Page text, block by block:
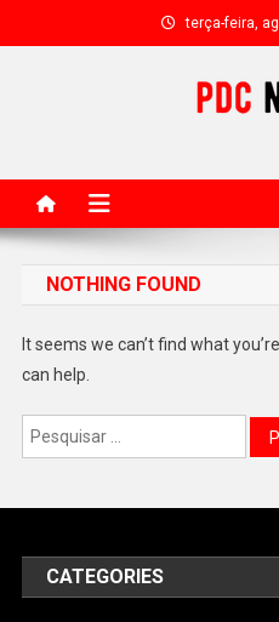
to
terça-feira,
NOTHING FOUND
It seems we can’t find what
can help.
Pesquisar
por:
CATEGORIES